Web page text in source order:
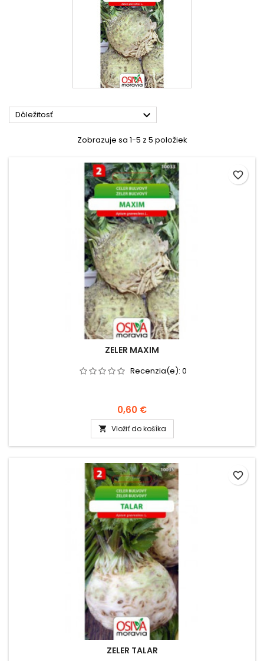
Dôležitosť 
Zobrazuje sa 1-5 z 5 položiek
ZELER MAXIM
Recenzia(e): 0
0,60 €
 Vložiť do košíka
favorite_border
ZELER TALAR
favorite_border